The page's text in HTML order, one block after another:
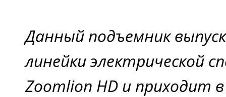
Данный подъемник
линейки электрической
Zoomlion HD и приходит